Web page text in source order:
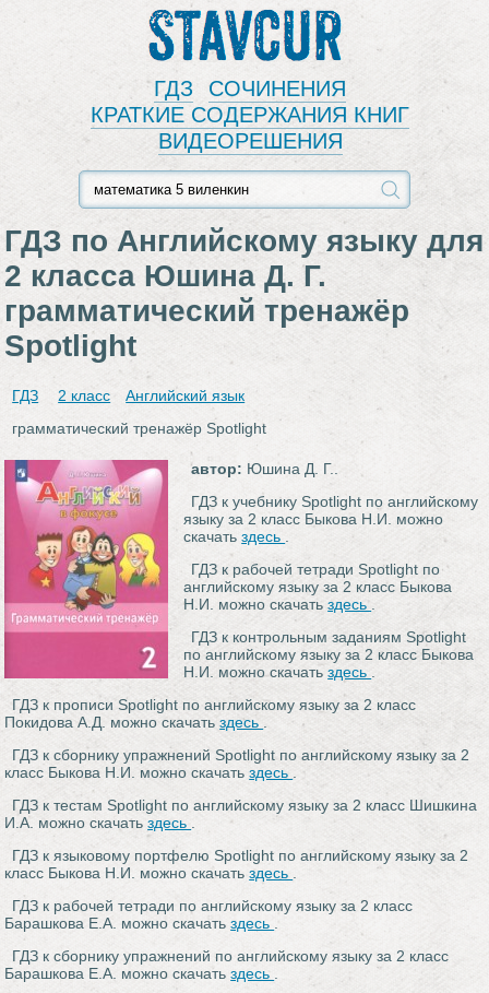
Stavcur
ГДЗ
СОЧИНЕНИЯ
КРАТКИЕ СОДЕРЖАНИЯ КНИГ
ВИДЕОРЕШЕНИЯ
ГДЗ по Английскому языку для
2 класса Юшина Д. Г.
грамматический тренажёр
Spotlight
ГДЗ 2 класс
Английский язык
грамматический тренажёр Spotlight
автор: Юшина Д. Г..
ГДЗ к учебнику Spotlight по английскому
языку за 2 класс Быкова Н.И. можно
скачатьздесь
ГДЗ к рабочей тетради Spotlight по
английскому языку за 2 класс Быкова
Н.И. можно скачатьздесь
ГДЗ к контрольным заданиям Spotlight
по английскому языку за 2 класс Быкова
Н.И. можно скачатьздесь
ГДЗ к прописи Spotlight по английскому языку за 2 класс
Покидова А.Д. можно скачатьздесь
ГДЗ к сборнику упражнений Spotlight по английскому языку за 2
класс Быкова Н.И. можно скачатьздесь
ГДЗ к тестам Spotlight по английскому языку за 2 класс Шишкина
И.А. можно скачатьздесь
ГДЗ к языковому портфелю Spotlight по английскому языку за 2
класс Быкова Н.И. можно скачатьздесь
ГДЗ к рабочей тетради по английскому языку за 2 класс
Барашкова Е.А. можно скачатьздесь
ГДЗ к сборнику упражнений по английскому языку за 2 класс
Барашкова Е.А. можно скачатьздесь